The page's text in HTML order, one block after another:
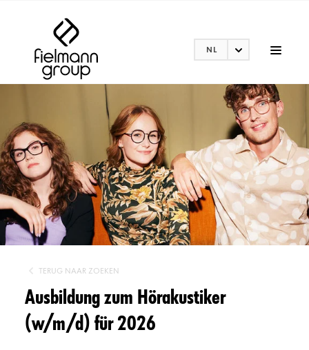
NL
TERUG NAAR ZOEKEN
Ausbildung zum Hörakustiker
(w/m/d) für 2026